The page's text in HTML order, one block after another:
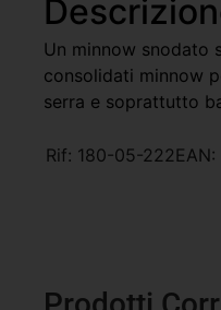
Un minnow snodato
consolidati minnow
serra e soprattutto
Rif: 180-05-222EAN: